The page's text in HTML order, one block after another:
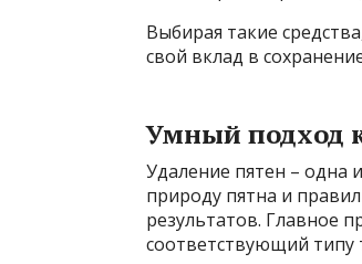
Выбирая такие
свой вклад в
Умный подход
Удаление пятен – одна
природу пятна и
результатов. Главное
соответствующий типу